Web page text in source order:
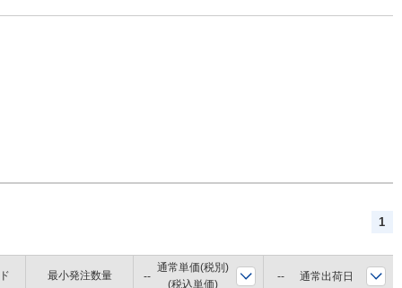
1
最小発注数量
通常単価(税別)
(税込単価)
通常出荷日